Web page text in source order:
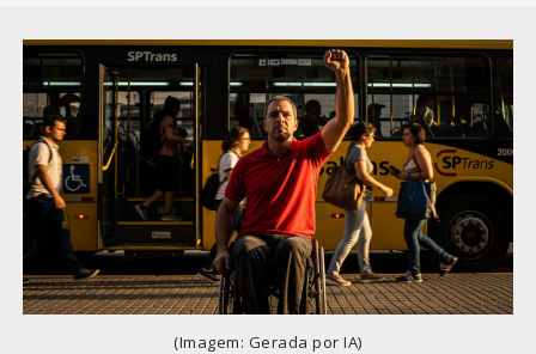
(Imagem: Gerada por IA)